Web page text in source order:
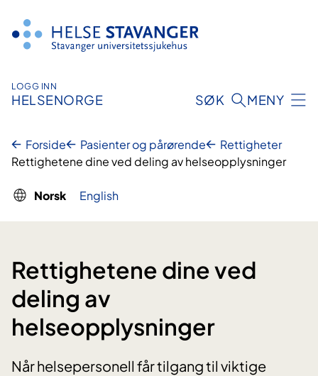
innhold
LOGG INN
HELSENORGE SØK MENY
Forside Pasienter og pårørende
Rettigheter
Rettighetene dine ved deling av helseopplysninger
Norsk English
Rettighetene dine ved
deling av
helseopplysninger
Når helsepersonell får tilgang til viktige